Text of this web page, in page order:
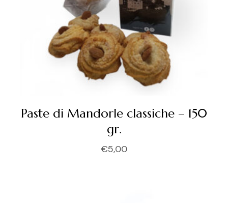
Paste di Mandorle classiche – 150
gr.
€5,00